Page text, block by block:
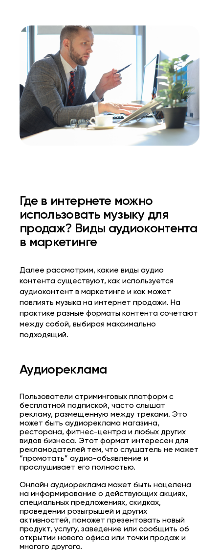
Где в интернете можно
использовать музыку для
продаж? Виды аудиоконтента
в маркетинге
Далее рассмотрим, какие виды аудио
контента существуют, как используется
аудиоконтент в маркетинге и как может
повлиять музыка на интернет продажи. На
практике разные форматы контента сочетают
между собой, выбирая максимально
подходящий.
Аудиореклама
Пользователи стриминговых платформ с
бесплатной подпиской, часто слышат
рекламу, размещенную между треками. Это
может быть аудиореклама магазина,
ресторана, фитнес-центра и любых других
видов бизнеса. Этот формат интересен для
рекламодателей тем, что слушатель не может
“промотать” аудио-объявление и
прослушивает его полностью.
Онлайн аудиореклама может быть нацелена
на информирование о действующих акциях,
специальных предложениях, скидках,
проведении розыгрышей и других
активностей, поможет презентовать новый
продукт, услугу, заведение или сообщить об
открытии нового офиса или точки продаж и
многого другого.